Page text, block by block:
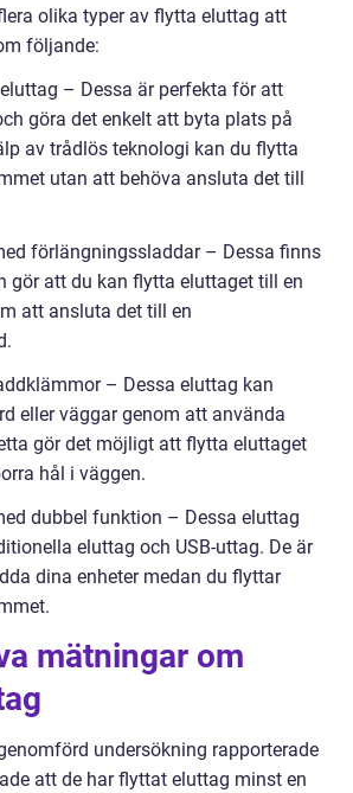
olika typer av flytta eluttag att
följande:
– Dessa är perfekta för att
göra det enkelt att byta plats på
av trådlös teknologi kan du flytta
utan att behöva ansluta det till
förlängningssladdar – Dessa finns
gör att du kan flytta eluttaget till en
att ansluta det till en
– Dessa eluttag kan
eller väggar genom att använda
gör det möjligt att flytta eluttaget
hål i väggen.
dubbel funktion – Dessa eluttag
eluttag och USB-uttag. De är
dina enheter medan du flyttar
mätningar om
undersökning rapporterade
att de har flyttat eluttag minst en